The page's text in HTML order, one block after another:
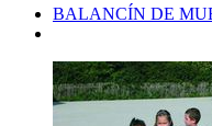
BALANCÍN DE